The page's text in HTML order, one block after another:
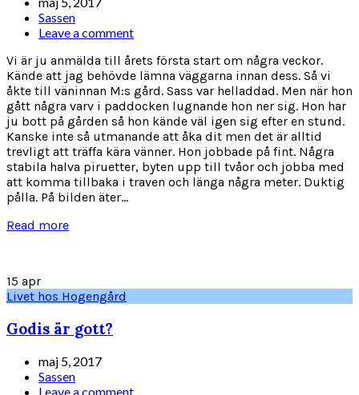
Sassen
Leave a comment
Vi är ju anmälda till årets första start om några veckor.
Kände att jag behövde lämna väggarna innan dess. Så vi
åkte till väninnan M:s gård. Sass var helladdad. Men när hon
gått några varv i paddocken lugnande hon ner sig. Hon har
ju bott på gården så hon kände väl igen sig efter en stund.
Kanske inte så utmanande att åka dit men det är alltid
trevligt att träffa kära vänner. Hon jobbade på fint. Några
stabila halva piruetter, byten upp till tvåor och jobba med
att komma tillbaka i traven och länga några meter. Duktig
pålla. På bilden äter...
Read more
15 apr
Livet hos Hogengård
Godis är gott?
maj 5, 2017
Sassen
Leave a comment